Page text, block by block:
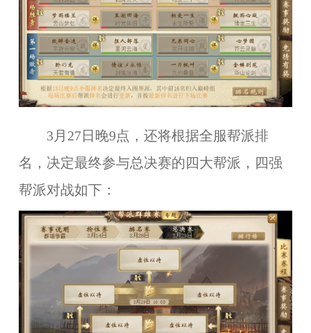
3月27日晚9点，还将根据全服帮派排
名，决定最终参与总决赛的四大帮派，四强
帮派对战如下：